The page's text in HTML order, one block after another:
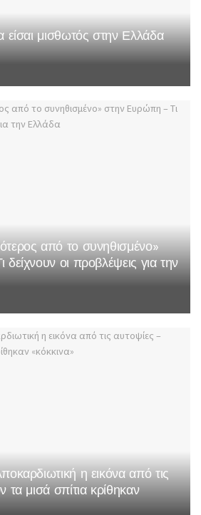
είσαι μισθωτός στην Ελλάδα
από το συνηθισμένο»
οι προβλέψεις για την
η εικόνα από τις
τα μισά σπίτια κρίθηκαν